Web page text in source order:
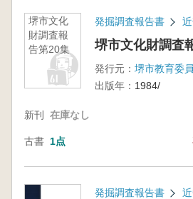
堺市文化
財調査報
告第20集
発掘調査報告書
堺市文化財調査
発行元： 堺市教育委
出版年： 1984/
新刊 在庫なし
古書 1点
発掘調査報告書